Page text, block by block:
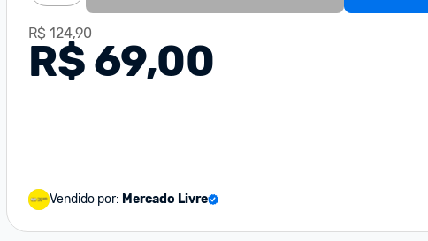
R$ 124,90
R$ 69,00
Vendido por: Mercado Livre